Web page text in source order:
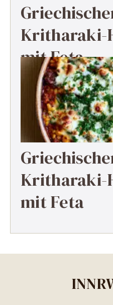
Kritharaki-
mit Feta
Kritharaki-
mit Feta